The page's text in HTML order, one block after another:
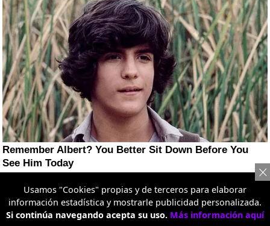
Usamos "Cookies" propias y de terceros para elaborar
información estadística y mostrarle publicidad personalizada.
Si continúa navegando acepta su uso. Más información aquí